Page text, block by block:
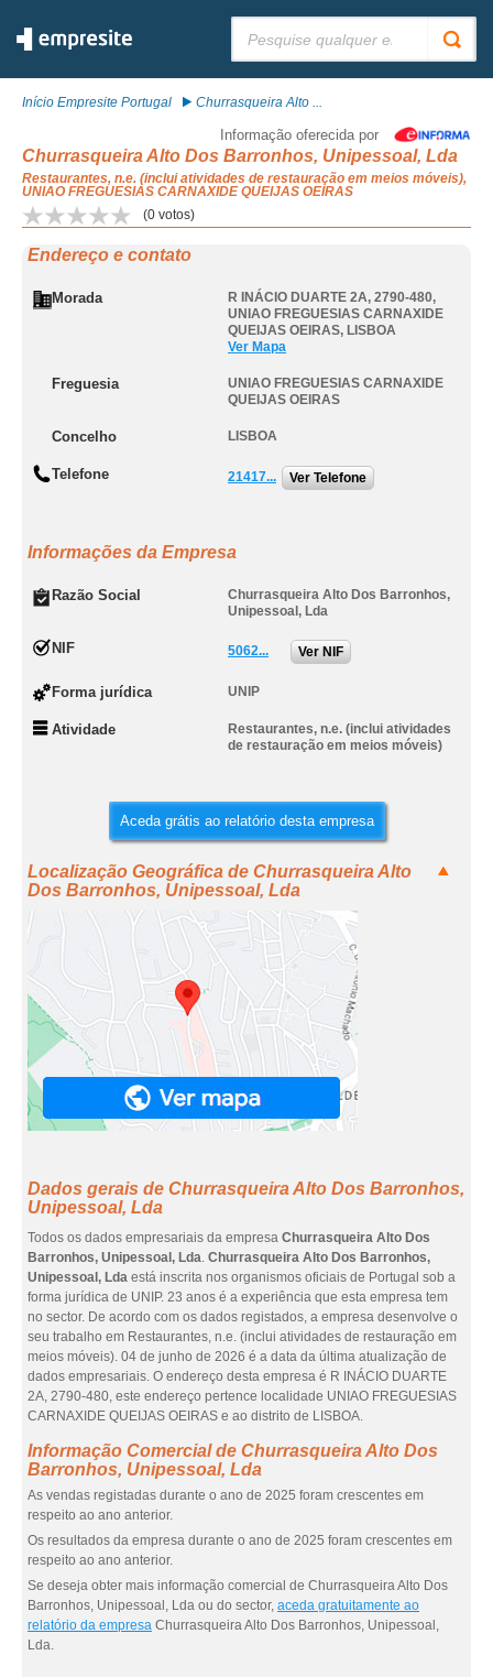
Início Empresite Portugal Churrasqueira Alto ...
Informação oferecida por
Churrasqueira Alto Dos Barronhos, Unipessoal, Lda
Restaurantes, n.e. (inclui atividades de restauração em meios móveis),
UNIAO FREGUESIAS CARNAXIDE QUEIJAS OEIRAS
(0 votos)
Endereço e contato
Morada R INÁCIO DUARTE 2A, 2790-480,
UNIAO FREGUESIAS CARNAXIDE
QUEIJAS OEIRAS, LISBOA
Ver Mapa
Freguesia
UNIAO FREGUESIAS CARNAXIDE
QUEIJAS OEIRAS
Concelho LISBOA
Telefone 21417... Ver Telefone
Informações da Empresa
Razão Social
Churrasqueira Alto Dos Barronhos,
Unipessoal, Lda
NIF 5062... Ver NIF
Forma jurídica UNIP
Atividade
Restaurantes, n.e. (inclui atividades
de restauração em meios móveis)
Aceda grátis ao relatório desta empresa
Localização Geográfica de Churrasqueira Alto
Dos Barronhos, Unipessoal, Lda
Dados gerais de Churrasqueira Alto Dos Barronhos,
Unipessoal, Lda
Todos os dados empresariais da empresa Churrasqueira Alto Dos
Barronhos, Unipessoal, Lda. Churrasqueira Alto Dos Barronhos,
Unipessoal, Lda está inscrita nos organismos oficiais de Portugal sob a
forma jurídica de UNIP. 23 anos é a experiência que esta empresa tem
no sector. De acordo com os dados registados, a empresa desenvolve o
seu trabalho em Restaurantes, n.e. (inclui atividades de restauração em
meios móveis). 04 de junho de 2026 é a data da última atualização de
dados empresariais. O endereço desta empresa é R INÁCIO DUARTE
2A, 2790-480, este endereço pertence localidade UNIAO FREGUESIAS
CARNAXIDE QUEIJAS OEIRAS e ao distrito de LISBOA.
Informação Comercial de Churrasqueira Alto Dos
Barronhos, Unipessoal, Lda
As vendas registadas durante o ano de 2025 foram crescentes em
respeito ao ano anterior.
Os resultados da empresa durante o ano de 2025 foram crescentes em
respeito ao ano anterior.
Se deseja obter mais informação comercial de Churrasqueira Alto Dos
Barronhos, Unipessoal, Lda ou do sector, aceda gratuitamente ao
relatório da empresa Churrasqueira Alto Dos Barronhos, Unipessoal,
Lda.